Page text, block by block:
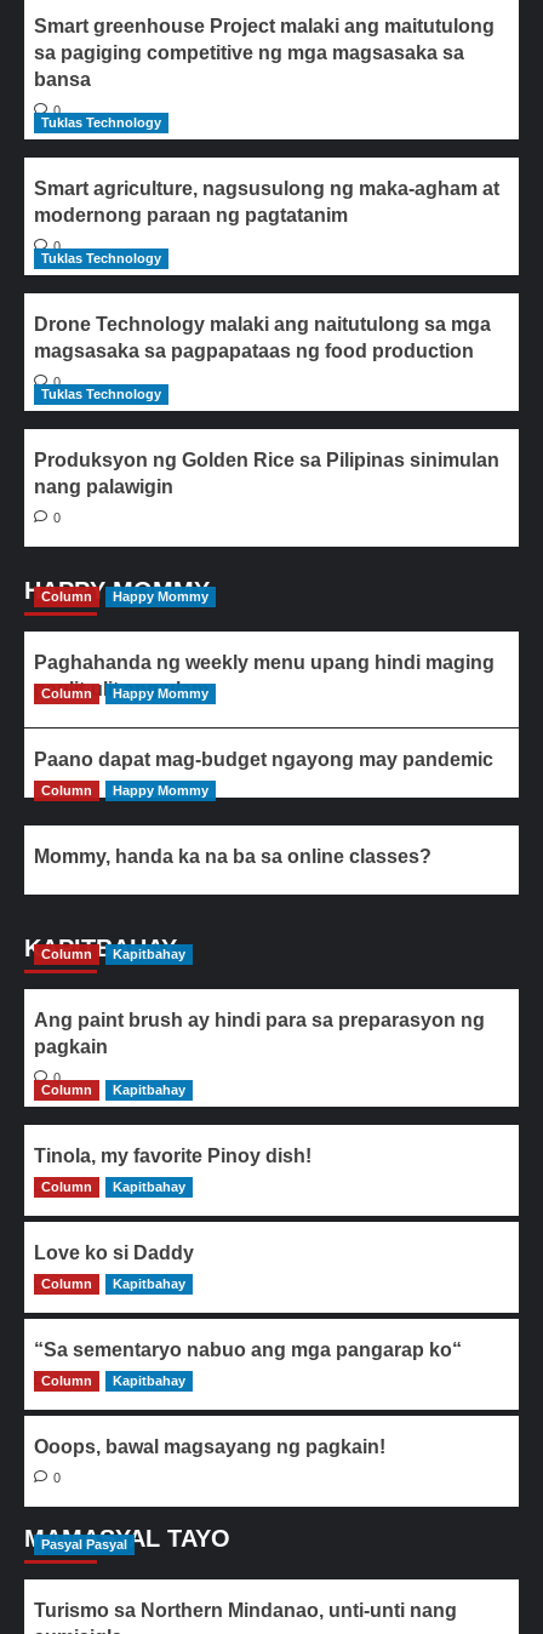
Smart greenhouse Project malaki ang maitutulong
sa pagiging competitive ng mga magsasaka sa
bansa
0
Tuklas Technology
Smart agriculture, nagsusulong ng maka-agham at
modernong paraan ng pagtatanim
0
Tuklas Technology
Drone Technology malaki ang naitutulong sa mga
magsasaka sa pagpapataas ng food production
0
Tuklas Technology
Produksyon ng Golden Rice sa Pilipinas sinimulan
nang palawigin
0
HAPPY MOMMY
Column Happy Mommy
Paghahanda ng weekly menu upang hindi maging
paulit-ulit ang ulam
Column Happy Mommy
Paano dapat mag-budget ngayong may pandemic
Column Happy Mommy
Mommy, handa ka na ba sa online classes?
KAPITBAHAY
Column Kapitbahay
Ang paint brush ay hindi para sa preparasyon ng
pagkain
0
Column
Kapitbahay
Tinola, my favorite Pinoy dish!
0
Column Kapitbahay
Love ko si Daddy
0
Column Kapitbahay
“Sa sementaryo nabuo ang mga pangarap ko“
0
Column Kapitbahay
Ooops, bawal magsayang ng pagkain!
0
MAMASYAL TAYO
Pasyal Pasyal
Turismo sa Northern Mindanao, unti-unti nang